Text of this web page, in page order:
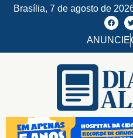
Brasília, 7 de agosto de
ANUNCIE